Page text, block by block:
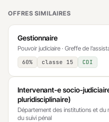
OFFRES SIMILAIRES
Gestionnaire
Pouvoir judiciaire · Greffe de
60% classe 15 CDI
Intervenant-e socio-
pluridisciplinaire)
Département des institutions et du
du suivi pénal